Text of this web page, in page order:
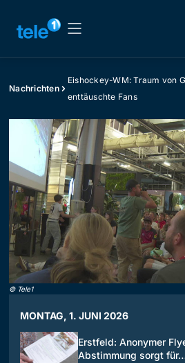
Nachrichten
Eishockey-WM: Traum von
enttäuschte Fans
© Tele1
MONTAG, 1. JUNI 2026
Erstfeld: Anonymer
Abstimmung sorgt